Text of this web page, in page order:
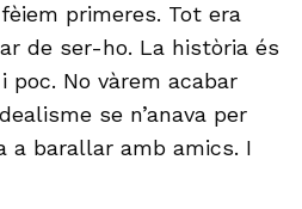
primeres. Tot era
de ser-ho. La història és
poc. No vàrem acabar
se n’anava per
a barallar amb amics. I